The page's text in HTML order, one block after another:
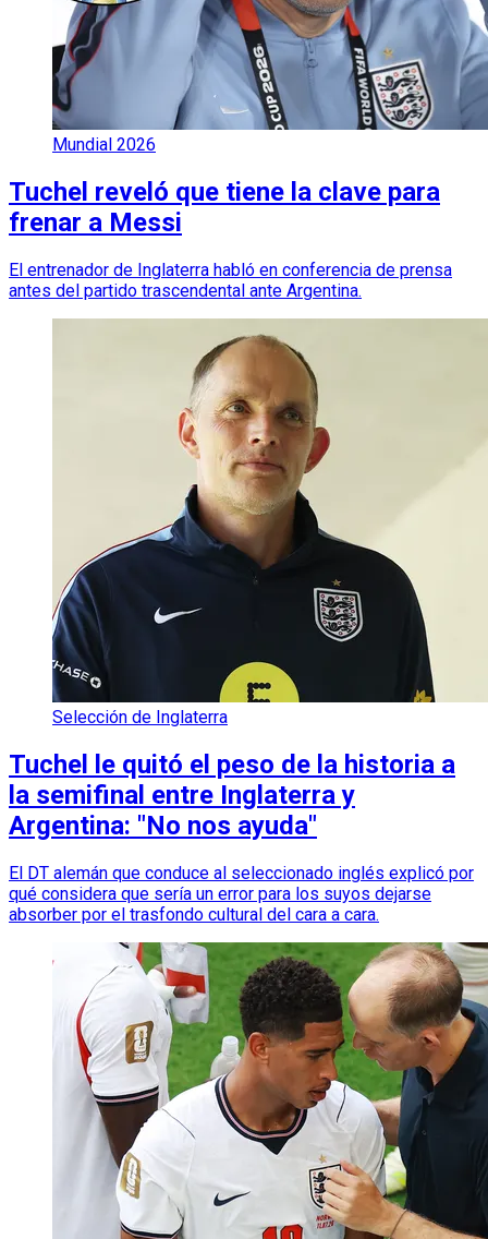
Mundial 2026
Tuchel reveló que tiene la clave para
frenar a Messi
El entrenador de Inglaterra habló en conferencia de prensa
antes del partido trascendental ante Argentina.
Selección de Inglaterra
Tuchel le quitó el peso de la historia a
la semifinal entre Inglaterra y
Argentina: "No nos ayuda"
El DT alemán que conduce al seleccionado inglés explicó por
qué considera que sería un error para los suyos dejarse
absorber por el trasfondo cultural del cara a cara.